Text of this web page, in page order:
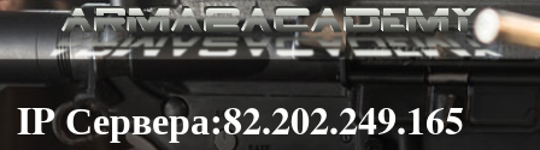
IP Сервера:82.202.249.165